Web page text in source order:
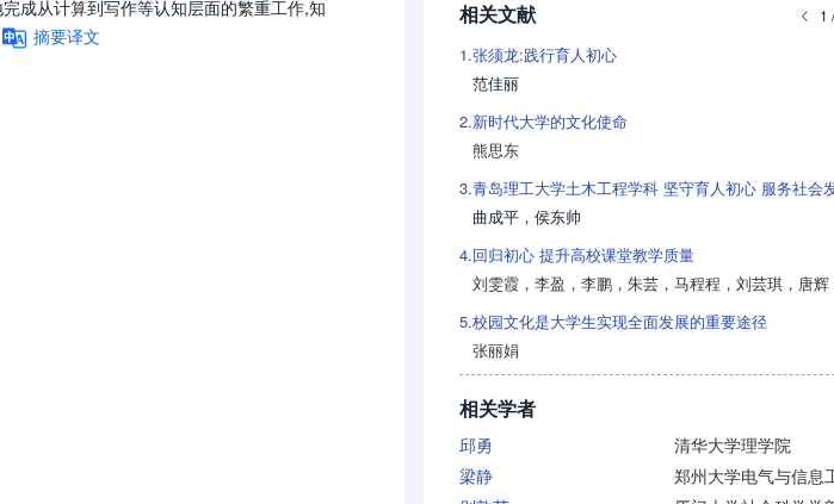
成从计算到写作等认知层面的繁重工作,知
摘要译文
相关文献 1
1.张须龙:践行育人初心
范佳丽
2.新时代大学的文化使命
熊思东
3.青岛理工大学土木工程学科 坚守育人初心 服务社会
曲成平 ， 侯东帅
4.回归初心 提升高校课堂教学质量
刘雯霞 ， 李盈 ， 李鹏 ， 朱芸 ， 马程程 ， 刘芸琪 ， 唐辉
5.校园文化是大学生实现全面发展的重要途径
张丽娟
相关学者
邱勇
清华大学理学院
梁静